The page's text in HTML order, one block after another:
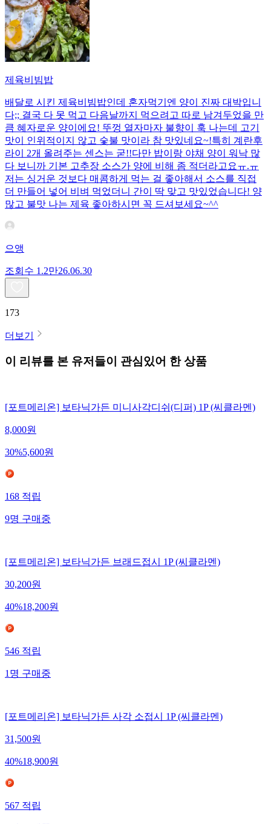
제육비빔밥
배달로 시킨 제육비빔밥인데 혼자먹기엔 양이 진짜 대박입니
다;; 결국 다 못 먹고 다음날까지 먹으려고 따로 남겨두었을 만
큼 혜자로운 양이에요! 뚜껑 열자마자 불향이 훅 나는데 고기
맛이 인위적이지 않고 숯불 맛이라 참 맛있네요~!특히 계란후
라이 2개 올려주는 센스는 굳!! ​다만 밥이랑 야채 양이 워낙 많
다 보니까 기본 고추장 소스가 양에 비해 좀 적더라고요ㅠ.ㅠ
저는 싱거운 것보다 매콤하게 먹는 걸 좋아해서 소스를 직접
더 만들어 넣어 비벼 먹었더니 간이 딱 맞고 맛있었습니다! 양
많고 불맛 나는 제육 좋아하시면 꼭 드셔보세요~^^
으앵
조회수 1.2만26.06.30
173
더보기
이 리뷰를 본 유저들이 관심있어 한 상품
[포트메리온] 보타닉가든 미니사각디쉬(디퍼) 1P (씨클라멘)
8,000원
30%5,600원
168 적립
9명 구매중
[포트메리온] 보타닉가든 브래드접시 1P (씨클라멘)
30,200원
40%18,200원
546적립
1명구매중
[포트메리온] 보타닉가든 사각 소접시 1P (씨클라멘)
31,500원
40%18,900원
567적립